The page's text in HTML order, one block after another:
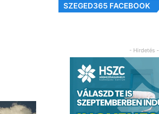
SZEGED365 FACEBOOK
- Hirdetés -